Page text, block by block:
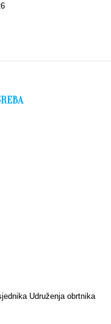
Udruženja obrtnika